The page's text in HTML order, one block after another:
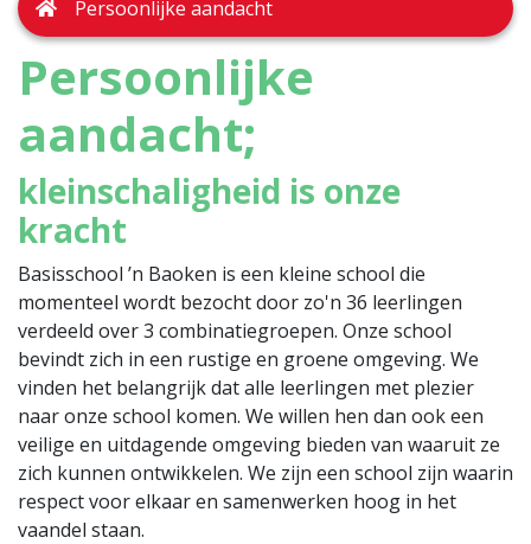
Persoonlijke aandacht
Persoonlijke
aandacht;
kleinschaligheid is onze
kracht
Basisschool ’n Baoken is een kleine school die
momenteel wordt bezocht door zo'n 36 leerlingen
verdeeld over 3 combinatiegroepen. Onze school
bevindt zich in een rustige en groene omgeving. We
vinden het belangrijk dat alle leerlingen met plezier
naar onze school komen. We willen hen dan ook een
veilige en uitdagende omgeving bieden van waaruit ze
zich kunnen ontwikkelen. We zijn een school zijn waarin
respect voor elkaar en samenwerken hoog in het
vaandel staan.